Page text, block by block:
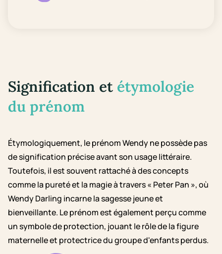
Signification et étymologie
du prénom
Étymologiquement, le prénom Wendy ne possède pas
de signification précise avant son usage littéraire.
Toutefois, il est souvent rattaché à des concepts
comme la pureté et la magie à travers « Peter Pan », où
Wendy Darling incarne la sagesse jeune et
bienveillante. Le prénom est également perçu comme
un symbole de protection, jouant le rôle de la figure
maternelle et protectrice du groupe d'enfants perdus.